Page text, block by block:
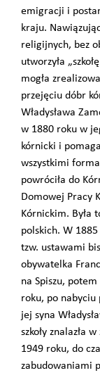
emigracji i
kraju.
religijnych, bez
utworzyła
mogła
przejęciu dóbr
Władysława
w 1880 roku w
kórnicki i
wszystkimi
powróciła do
Domowej Pracy
Kórnickim. Była
polskich. W
tzw. ustawami
obywatelka
na Spiszu,
roku, po nabyciu
jej syna
szkoły znalazła
1949 roku, do
zabudowaniami